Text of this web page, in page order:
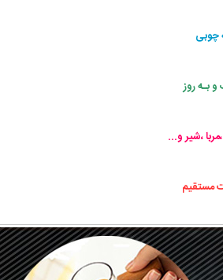
بـه روز
،شیر و...
مستقیم